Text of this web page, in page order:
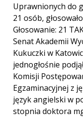
Uprawnionych do
21 osób,
Głosowanie: 21
Senat Akademii
Kukuczki w
jednogłośnie
Komisji
Egzaminacyjnej z
język angielski w
stopnia doktora